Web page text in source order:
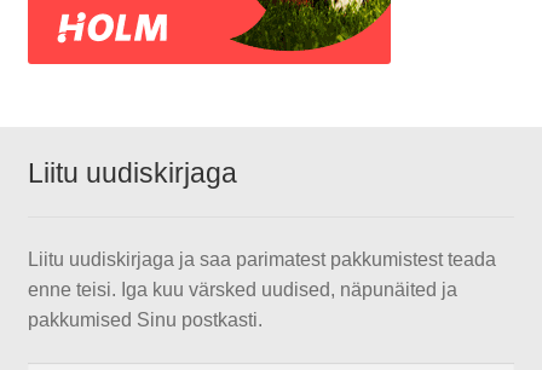
Liitu uudiskirjaga
Liitu uudiskirjaga ja saa parimatest pakkumistest teada
enne teisi. Iga kuu värsked uudised, näpunäited ja
pakkumised Sinu postkasti.